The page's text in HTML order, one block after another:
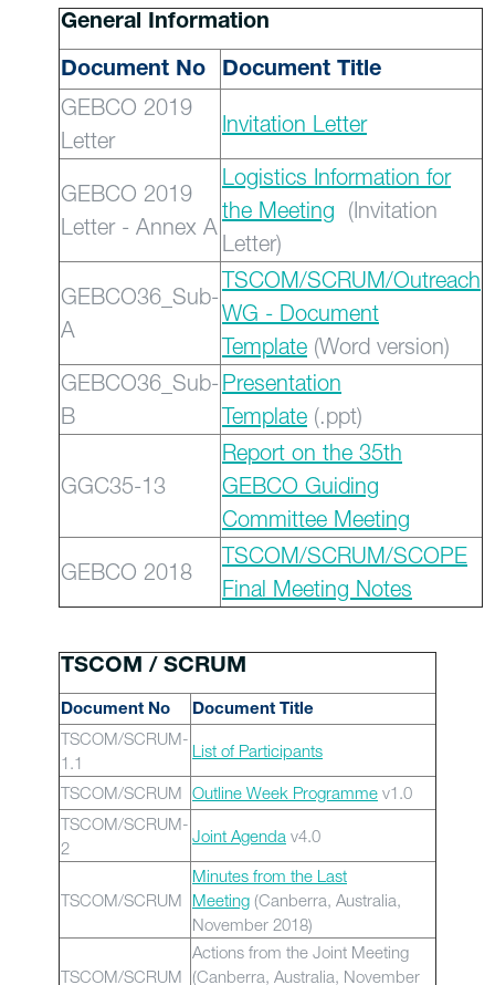
General Information
Document No Document Title
GEBCO 2019
Letter
Invitation Letter
GEBCO 2019
Letter - Annex A
Logistics Information for
the Meeting (Invitation
Letter)
GEBCO36_Sub-
A
TSCOM/SCRUM/Outreach
WG - Document
Template (Word version)
GEBCO36_Sub-
B
Presentation
Template (.ppt)
GGC35-13
Report on the 35th
GEBCO Guiding
Committee Meeting
GEBCO 2018
TSCOM/SCRUM/SCOPE
Final Meeting Notes
TSCOM / SCRUM
Document No Document Title
TSCOM/SCRUM-
1.1
List of Participants
TSCOM/SCRUM Outline Week Programme v1.0
TSCOM/SCRUM-
2
Joint Agenda v4.0
TSCOM/SCRUM
Minutes from the Last
Meeting (Canberra, Australia,
November 2018)
TSCOM/SCRUM
Actions from the Joint Meeting
(Canberra, Australia, November